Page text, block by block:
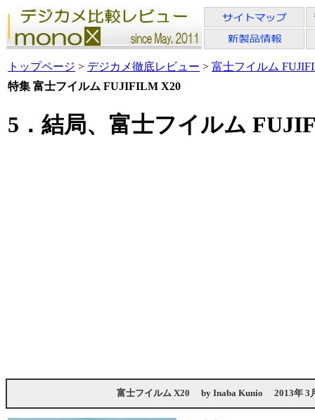
トップページ > デジカメ徹底レビュー > 富士フイルム
特集 富士フイルム FUJIFILM X20
5．結局、富士フイルム
富士フイルム X20 by Inaba Kunio 2013年 3